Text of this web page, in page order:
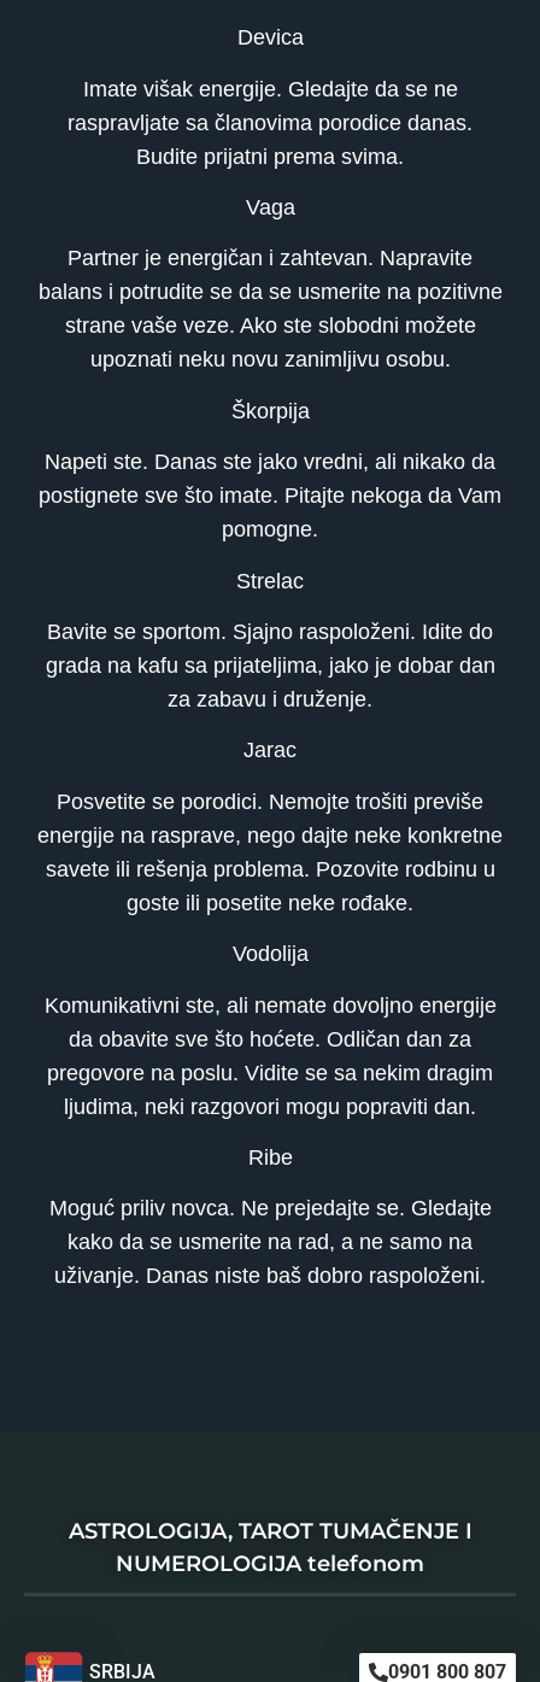
Devica
Imate višak energije. Gledajte da se ne
raspravljate sa članovima porodice danas.
Budite prijatni prema svima.
Vaga
Partner je energičan i zahtevan. Napravite
balans i potrudite se da se usmerite na pozitivne
strane vaše veze. Ako ste slobodni možete
upoznati neku novu zanimljivu osobu.
Škorpija
Napeti ste. Danas ste jako vredni, ali nikako da
postignete sve što imate. Pitajte nekoga da Vam
pomogne.
Strelac
Bavite se sportom. Sjajno raspoloženi. Idite do
grada na kafu sa prijateljima, jako je dobar dan
za zabavu i druženje.
Jarac
Posvetite se porodici. Nemojte trošiti previše
energije na rasprave, nego dajte neke konkretne
savete ili rešenja problema. Pozovite rodbinu u
goste ili posetite neke rođake.
Vodolija
Komunikativni ste, ali nemate dovoljno energije
da obavite sve što hoćete. Odličan dan za
pregovore na poslu. Vidite se sa nekim dragim
ljudima, neki razgovori mogu popraviti dan.
Ribe
Moguć priliv novca. Ne prejedajte se. Gledajte
kako da se usmerite na rad, a ne samo na
uživanje. Danas niste baš dobro raspoloženi.
ASTROLOGIJA, TAROT TUMAČENJE I
NUMEROLOGIJA telefonom
SRBIJA 0901 800 807